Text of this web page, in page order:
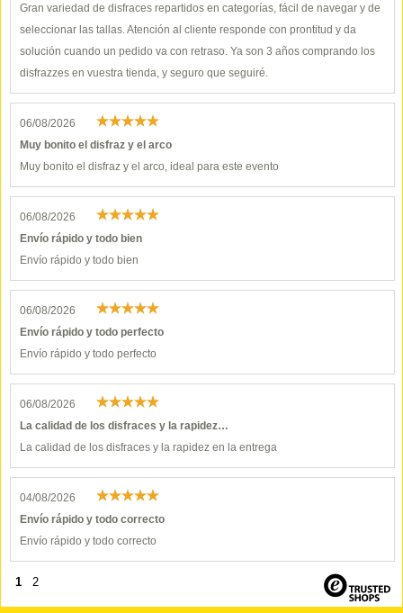
Gran variedad de disfraces repartidos en categorías, fácil de navegar y de
seleccionar las tallas. Atención al cliente responde con prontitud y da
solución cuando un pedido va con retraso. Ya son 3 años comprando los
disfrazzes en vuestra tienda, y seguro que seguiré.
06/08/2026
Muy bonito el disfraz y el arco
Muy bonito el disfraz y el arco, ideal para este evento
06/08/2026
Envío rápido y todo bien
Envío rápido y todo bien
06/08/2026
Envío rápido y todo perfecto
Envío rápido y todo perfecto
06/08/2026
La calidad de los disfraces y la rapidez…
La calidad de los disfraces y la rapidez en la entrega
04/08/2026
Envío rápido y todo correcto
Envío rápido y todo correcto
1 2